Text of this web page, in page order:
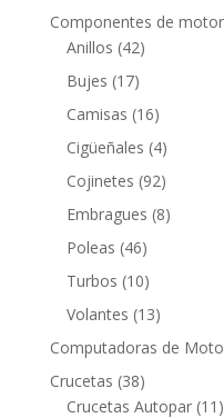
Componentes de motor
Anillos 4242
Bujes 1717
productos
Camisas 1616
productos
Cigüeñales 44
productos
Cojinetes 9292
productos
Embragues 88
Poleas 4646
productos
Turbos 1010
productos
Volantes 1313
productos
Computadoras de
Crucetas 3838
productos
Crucetas Autopar 11 11